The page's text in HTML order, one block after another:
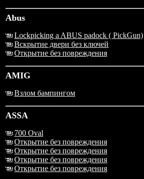
Abus
Lockpicking a ABUS padock ( PickGun)
Вскрытие двери без ключей
Открытие без повреждения
AMIG
Взлом бампингом
ASSA
700 Oval
Открытие без повреждения
Открытие без повреждения
Открытие без повреждения
Открытие без повреждения